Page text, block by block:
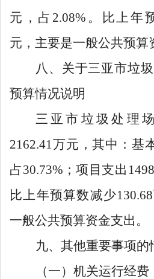
元，占 2.08% 。比上年
元，主要是一般公共预算
八、关于三亚市垃
预算情况说明
三亚市垃圾处理场
2162.41 万元，其中：基
占30.73% ；项目支出 1498
比上年预算数减少130.68
一般公共预算资金支出。
九、其他重要事项的
（一）机关运行经费